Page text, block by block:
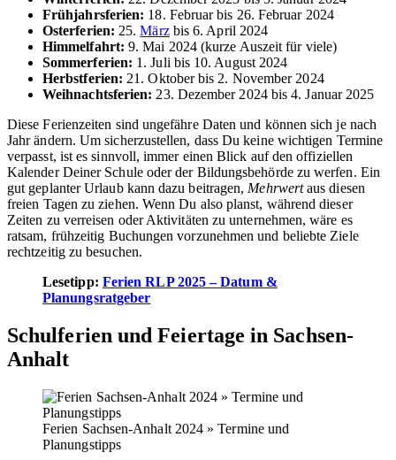
Frühjahrsferien: 18. Februar bis 26. Februar 2024
Osterferien: 25.Märzbis 6. April 2024
Himmelfahrt: 9. Mai 2024 (kurze Auszeit für viele)
Sommerferien: 1. Juli bis 10. August 2024
Herbstferien: 21. Oktober bis 2. November 2024
Weihnachtsferien: 23. Dezember 2024 bis 4. Januar 2025
Diese Ferienzeiten sind ungefähre Daten und können sich je nach
Jahr ändern. Um sicherzustellen, dass Du keine wichtigen Termine
verpasst, ist es sinnvoll, immer einen Blick auf den offiziellen
Kalender Deiner Schule oder der Bildungsbehörde zu werfen. Ein
gut geplanter Urlaub kann dazu beitragen, Mehrwertaus diesen
freien Tagen zu ziehen. Wenn Du also planst, während dieser
Zeiten zu verreisen oder Aktivitäten zu unternehmen, wäre es
ratsam, frühzeitig Buchungen vorzunehmen und beliebte Ziele
rechtzeitig zu besuchen.
Lesetipp: Ferien RLP 2025 – Datum &
Planungsratgeber
Schulferien und Feiertage in Sachsen-
Anhalt
Ferien Sachsen-Anhalt 2024 » Termine und
Planungstipps